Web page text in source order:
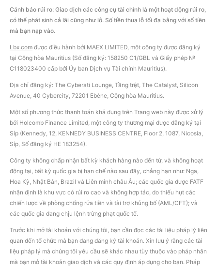
Cảnh báo rủi ro: Giao dịch các công cụ tài chính là một hoạt động rủi ro,
có thể phát sinh cả lãi cũng như lỗ. Số tiền thua lỗ tối đa bằng với số tiền
mà bạn nạp vào.
Lbx.com được điều hành bởi MAEX LIMITED, một công ty được đăng ký
tại Cộng hòa Mauritius (Số đăng ký: 158250 C1/GBL và Giấy phép №
С118023400 cấp bởi Ủy ban Dịch vụ Tài chính Mauritius).
Địa chỉ đăng ký: The Cyberati Lounge, Tầng trệt, The Catalyst, Silicon
Avenue, 40 Cybercity, 72201 Ebène, Cộng hòa Mauritius.
Một số phương thức thanh toán khả dụng trên Trang web này được xử lý
bởi Holcomb Finance Limited, một công ty thương mại được đăng ký tại
Síp (Kennedy, 12, KENNEDY BUSINESS CENTRE, Floor 2, 1087, Nicosia,
Síp, Số đăng ký HE 183254).
Công ty không chấp nhận bất kỳ khách hàng nào đến từ, và không hoạt
động tại, bất kỳ quốc gia bị hạn chế nào sau đây, chẳng hạn như: Nga,
Hoa Kỳ, Nhật Bản, Brazil và Liên minh châu Âu; các quốc gia được FATF
nhận định là khu vực có rủi ro cao và không hợp tác, do thiếu hụt các
chiến lược về phòng chống rửa tiền và tài trợ khủng bố (AML/CFT); và
các quốc gia đang chịu lệnh trừng phạt quốc tế.
Trước khi mở tài khoản với chúng tôi, bạn cần đọc các tài liệu pháp lý liên
quan đến tổ chức mà bạn đang đăng ký tài khoản. Xin lưu ý rằng các tài
liệu pháp lý mà chúng tôi yêu cầu sẽ khác nhau tùy thuộc vào pháp nhân
mà bạn mở tài khoản giao dịch và các quy định áp dụng cho bạn. Pháp